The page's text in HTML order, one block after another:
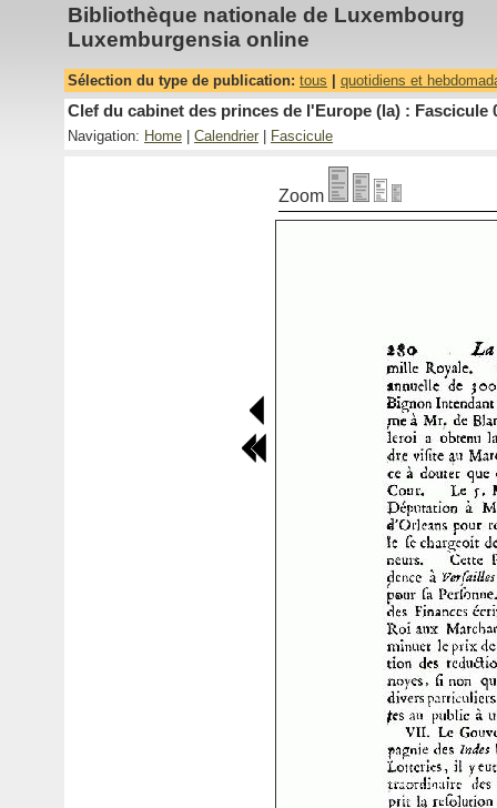
Bibliothèque nationale de Luxembourg
Luxemburgensia online
Sélection du type de publication: tous quotidiens et
Clef du cabinet des princes de l'Europe (la) : Fascicule
Navigation: Home Calendrier Fascicule
Zoom